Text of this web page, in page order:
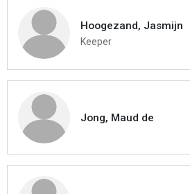
Hoogezand, Jasmijn
Keeper
Jong, Maud de